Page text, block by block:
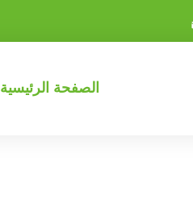
الصفحة الرئيسية